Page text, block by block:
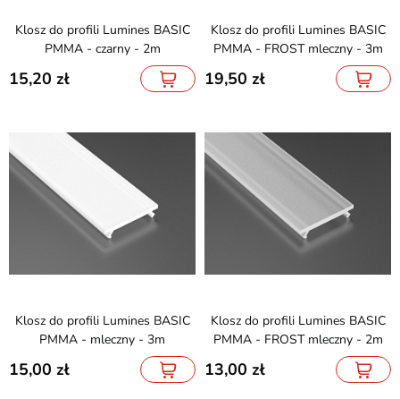
Klosz do profili Lumines BASIC
PMMA - czarny - 2m
15,20
Klosz do profili Lumines BASIC
PMMA - FROST mleczny - 3m
19,50
Klosz do profili Lumines BASIC
PMMA - mleczny - 3m
15,00
Klosz do profili Lumines BASIC
PMMA - FROST mleczny - 2m
13,00